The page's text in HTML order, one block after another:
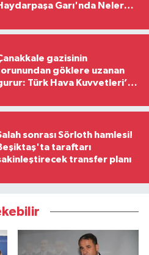
Garı'nda Neler
gazisinin
göklere uzanan
Türk Hava Kuvvetleri’nin
sonrası Sörloth hamlesi!
taraftarı
transfer planı